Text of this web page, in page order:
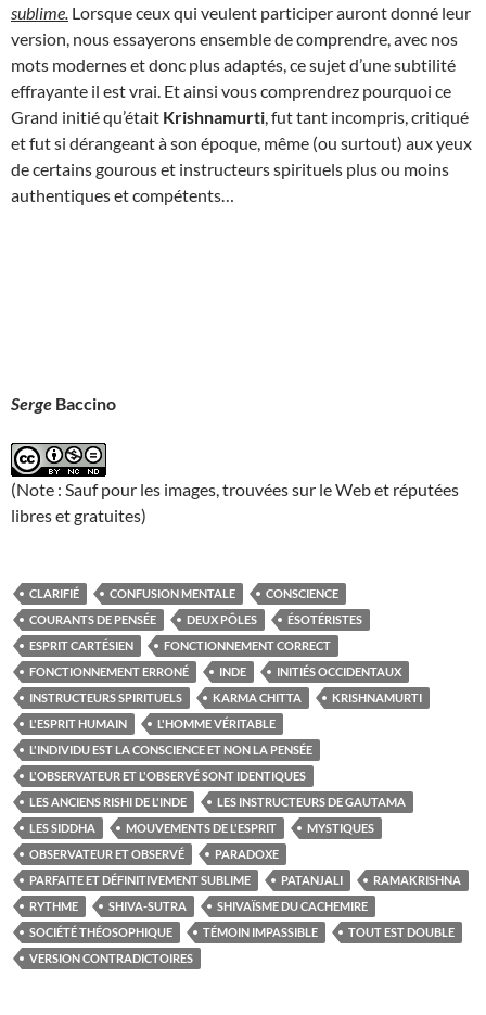
sublime. Lorsque ceux qui veulent participer auront donné leur
version, nous essayerons ensemble de comprendre, avec nos
mots modernes et donc plus adaptés, ce sujet d’une subtilité
effrayante il est vrai. Et ainsi vous comprendrez pourquoi ce
Grand initié qu’était Krishnamurti , fut tant incompris, critiqué
et fut si dérangeant à son époque, même (ou surtout) aux yeux
de certains gourous et instructeurs spirituels plus ou moins
authentiques et compétents…
Serge Baccino
(Note : Sauf pour les images, trouvées sur le Web et réputées
libres et gratuites)
CLARIFIÉ CONFUSION MENTALE
CONSCIENCE
COURANTS DE PENSÉE
DEUX PÔLES
ÉSOTÉRISTES
ESPRIT CARTÉSIEN
FONCTIONNEMENT CORRECT
FONCTIONNEMENT ERRONÉ
INDE
INITIÉS OCCIDENTAUX
INSTRUCTEURS SPIRITUELS
KARMA CHITTA
KRISHNAMURTI
L'ESPRIT HUMAIN
L'HOMME VÉRITABLE
L'INDIVIDU EST LA CONSCIENCE ET NON LA PENSÉE
L'OBSERVATEUR ET L'OBSERVÉ SONT IDENTIQUES
LES ANCIENS RISHI DE L'INDE
LES INSTRUCTEURS DE GAUTAMA
LES SIDDHA
MOUVEMENTS DE L'ESPRIT
MYSTIQUES
OBSERVATEUR ET OBSERVÉ
PARADOXE
PARFAITE ET DÉFINITIVEMENT SUBLIME
PATANJALI
RAMAKRISHNA
RYTHME
SHIVA-SUTRA
SHIVAÏSME DU CACHEMIRE
SOCIÉTÉ THÉOSOPHIQUE
TÉMOIN IMPASSIBLE
TOUT EST DOUBLE
VERSION CONTRADICTOIRES